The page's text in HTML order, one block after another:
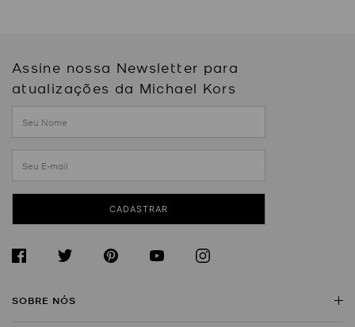
Assine nossa Newsletter para
atualizações da Michael Kors
CADASTRAR
SOBRE NÓS